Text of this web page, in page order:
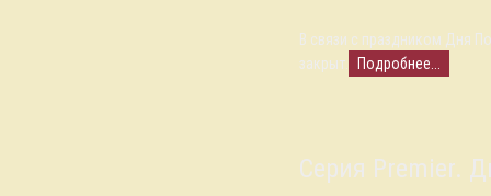
В связи с праздником Дня
закрыт.
Подробнее...
Серия Premier.